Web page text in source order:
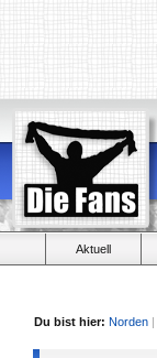
Aktuell
Du bist hier: Norden |